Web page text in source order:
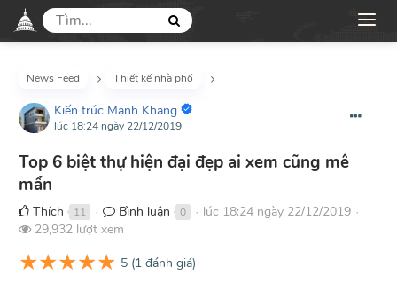
News Feed Thiết kế nhà phố
Kiến trúc Mạnh Khang
lúc 18:24 ngày 22/12/2019
Top 6 biệt thự hiện đại đẹp ai xem cũng mê
mẩn
Thích 11 ● Bình luận 0 ● lúc 18:24 ngày 22/12/2019 ●
29,932 lượt xem
★★★★★ 5 (1 đánh giá)